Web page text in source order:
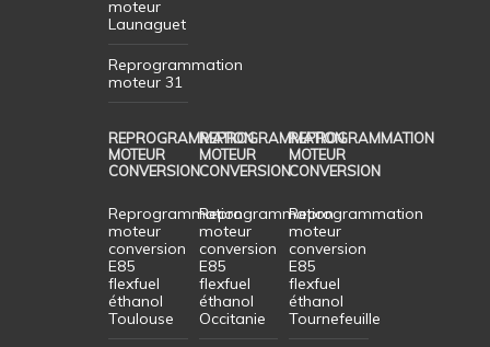
moteur
Launaguet
Reprogrammation
moteur 31
REPROGRAMMATION
MOTEUR
CONVERSION
Reprogrammation
moteur
conversion
E85
flexfuel
éthanol
Toulouse
REPROGRAMMATION
MOTEUR
CONVERSION
Reprogrammation
moteur
conversion
E85
flexfuel
éthanol
Occitanie
REPROGRAMMATION
MOTEUR
CONVERSION
Reprogrammation
moteur
conversion
E85
flexfuel
éthanol
Tournefeuille